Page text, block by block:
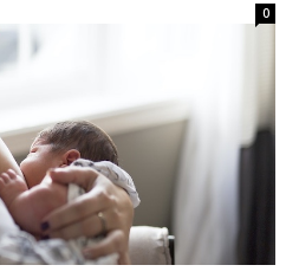
0